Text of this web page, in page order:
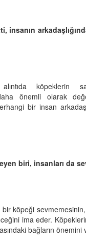
insanın
köpeklerin
önemli olarak
bir insan
biri, insanları da
bir köpeği
ima eder.
bağların önemini